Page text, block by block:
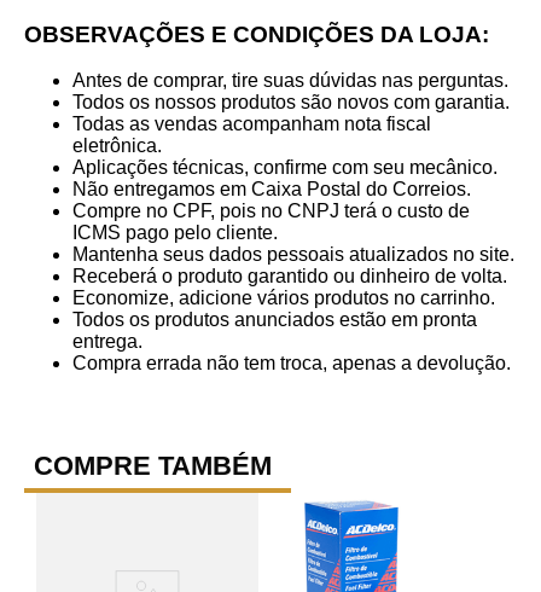
OBSERVAÇÕES E CONDIÇÕES DA LOJA:
Antes de comprar, tire suas dúvidas nas perguntas.
Todos os nossos produtos são novos com garantia.
Todas as vendas acompanham nota fiscal
eletrônica.
Aplicações técnicas, confirme com seu mecânico.
Não entregamos em Caixa Postal do Correios.
Compre no CPF, pois no CNPJ terá o custo de
ICMS pago pelo cliente.
Mantenha seus dados pessoais atualizados no site.
Receberá o produto garantido ou dinheiro de volta.
Economize, adicione vários produtos no carrinho.
Todos os produtos anunciados estão em pronta
entrega.
Compra errada não tem troca, apenas a devolução.
COMPRE TAMBÉM